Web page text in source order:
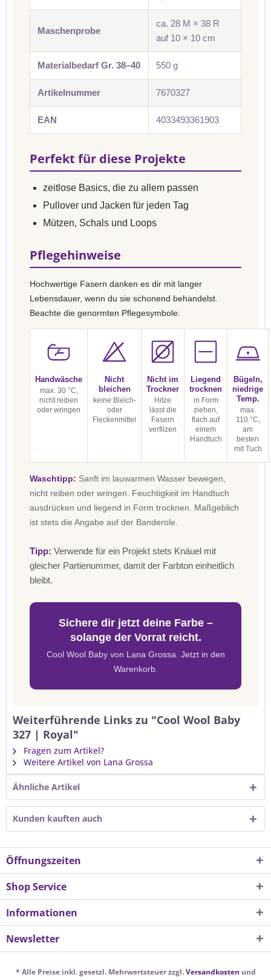
Maschenprobe
ca. 28 M × 38 R
auf 10 × 10 cm
Materialbedarf Gr. 38–40 550 g
Artikelnummer 7670327
EAN 4033493361903
Perfekt für diese Projekte
zeitlose Basics, die zu allem passen
Pullover und Jacken für jeden Tag
Mützen, Schals und Loops
Pflegehinweise
Hochwertige Fasern danken es dir mit langer
Lebensdauer, wenn du sie schonend behandelst.
Beachte die genormten Pflegesymbole:
Handwäsche
max. 30 °C,
nicht reiben
oder wringen
Nicht
bleichen
keine Bleich-
oder
Fleckenmittel
Nicht im
Trockner
Hitze
lässt die
Fasern
verfilzen
Liegend
trocknen
in Form
ziehen,
flach auf
einem
Handtuch
Bügeln,
niedrige
Temp.
max.
110 °C,
am
besten
mit Tuch
Waschtipp: Sanft im lauwarmen Wasser bewegen,
nicht reiben oder wringen. Feuchtigkeit im Handtuch
ausdrücken und liegend in Form trocknen. Maßgeblich
ist stets die Angabe auf der Banderole.
Tipp: Verwende für ein Projekt stets Knäuel mit
gleicher Partienummer, damit der Farbton einheitlich
bleibt.
Sichere dir jetzt deine Farbe –
solange der Vorrat reicht.
Cool Wool Baby von Lana Grossa. Jetzt in den
Warenkorb.
Weiterführende Links zu "Cool Wool Baby
327 | Royal"
Fragen zum Artikel?
Weitere Artikel von Lana Grossa
Ähnliche Artikel
Kunden kauften auch
Öffnungszeiten
Shop Service
Informationen
Newsletter
* Alle Preise inkl. gesetzl. Mehrwertsteuer zzgl.Versandkosten und